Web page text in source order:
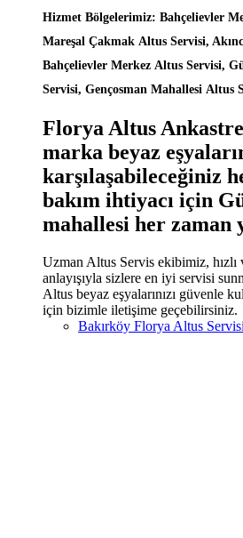
Hizmet Bölgelerimiz: Bahçelievler
Mareşal Çakmak Altus Servisi,
Bahçelievler Merkez Altus Servisi,
Servisi, Gençosman Mahallesi Altus
Florya Altus
marka beyaz
karşılaşabileceğiniz
bakım ihtiyacı için
mahallesi her zaman
Uzman Altus Servis ekibimiz,
anlayışıyla sizlere en iyi servisi
Altus beyaz eşyalarınızı güvenle
için bizimle iletişime geçebilirsiniz.
Bakırköy Florya Altus